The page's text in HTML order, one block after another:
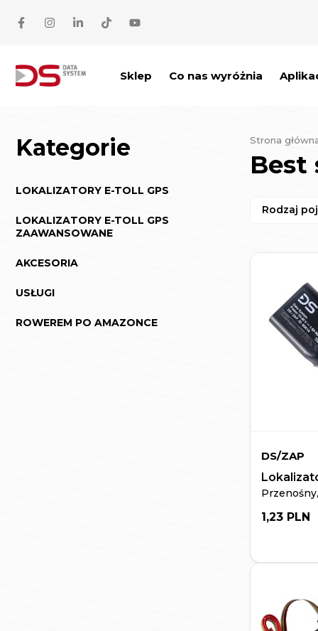
Sklep Co nas wyróżnia
Kategorie
LOKALIZATORY E-TOLL GPS
LOKALIZATORY E-TOLL GPS
ZAAWANSOWANE
AKCESORIA
USŁUGI
ROWEREM PO AMAZONCE
Strona
Best
Rodzaj
DS/ZAP
1,23 PLN